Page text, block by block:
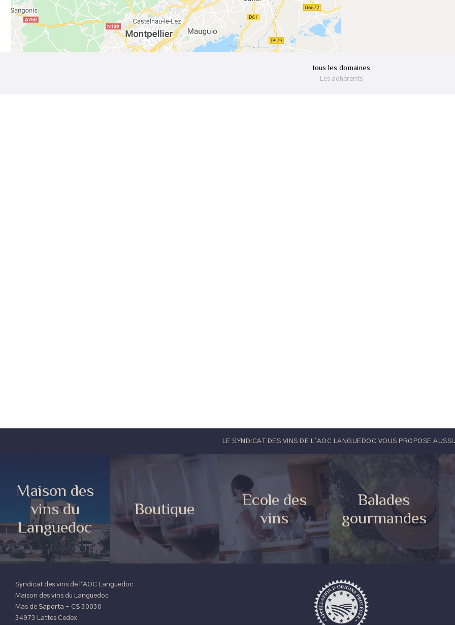
tous les domaines
Les adhérents
LE SYNDICAT DES VINS DE L'AOC LANGUEDOC VOUS PROPOSE
Maison des
vins du
Languedoc
Boutique
Ecole des
vins
Balades
gourmandes
Syndicat des vins de l'AOC Languedoc
Maison des vins du Languedoc
Mas de Saporta - CS 30030
34973 Lattes Cedex